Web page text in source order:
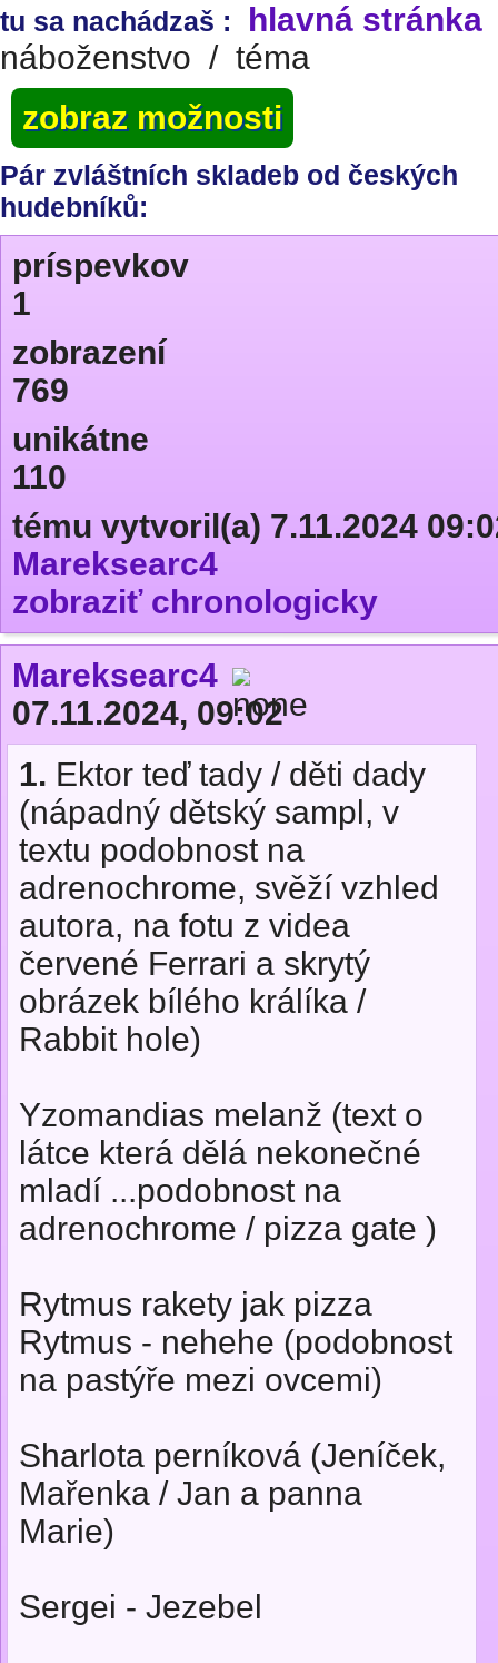
tu sa nachádzaš : hlavná stránka
náboženstvo / téma
zobraz možnosti
Pár zvláštních skladeb od českých
hudebníků:
príspevkov
1
zobrazení
769
unikátne
110
tému vytvoril(a) 7.11.2024
Mareksearc4
zobraziť chronologicky
Mareksearc4
07.11.2024, 09:02
1. Ektor teď tady / děti dady
(nápadný dětský sampl, v
textu podobnost na
adrenochrome, svěží vzhled
autora, na fotu z videa
červené Ferrari a skrytý
obrázek bílého králíka /
Rabbit hole)
Yzomandias melanž (text o
látce která dělá nekonečné
mladí ...podobnost na
adrenochrome / pizza gate )
Rytmus rakety jak pizza
Rytmus - nehehe (podobnost
na pastýře mezi ovcemi)
Sharlota perníková (Jeníček,
Mařenka / Jan a panna
Marie)
Sergei - Jezebel